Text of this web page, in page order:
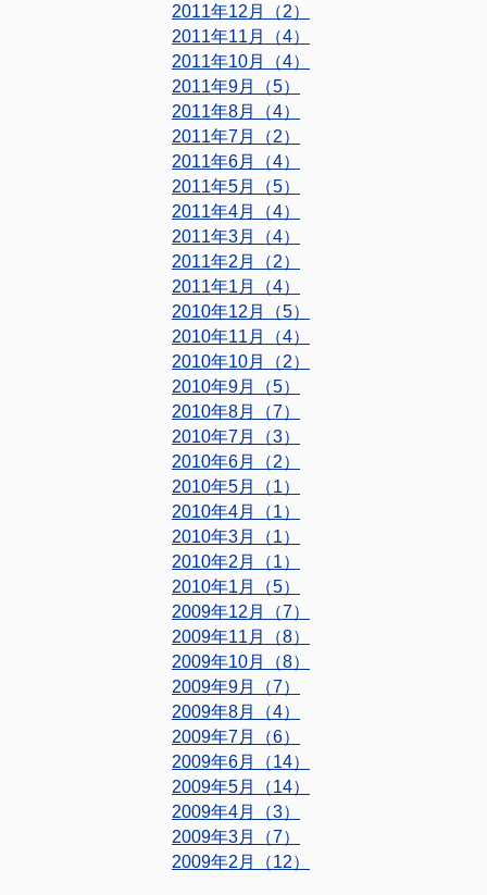
2011年12月（2）
2011年11月（4）
2011年10月（4）
2011年9月（5）
2011年8月（4）
2011年7月（2）
2011年6月（4）
2011年5月（5）
2011年4月（4）
2011年3月（4）
2011年2月（2）
2011年1月（4）
2010年12月（5）
2010年11月（4）
2010年10月（2）
2010年9月（5）
2010年8月（7）
2010年7月（3）
2010年6月（2）
2010年5月（1）
2010年4月（1）
2010年3月（1）
2010年2月（1）
2010年1月（5）
2009年12月（7）
2009年11月（8）
2009年10月（8）
2009年9月（7）
2009年8月（4）
2009年7月（6）
2009年6月（14）
2009年5月（14）
2009年4月（3）
2009年3月（7）
2009年2月（12）